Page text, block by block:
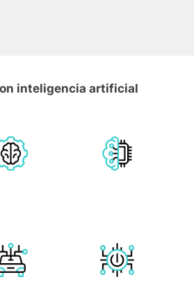
inteligencia artificial